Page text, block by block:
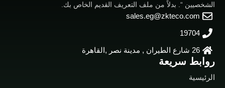
روابط سريعة
الرئيسية
الشخصيين “. بدلاً من ملف التعريف القديم الخاص بك.
sales.eg@zkteco.com
19704
26 شارع الطيران , مدينة نصر ,القاهرة